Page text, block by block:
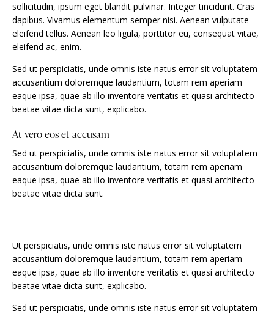
sollicitudin, ipsum eget blandit pulvinar. Integer tincidunt. Cras
dapibus. Vivamus elementum semper nisi. Aenean vulputate
eleifend tellus. Aenean leo ligula, porttitor eu, consequat vitae,
eleifend ac, enim.
Sed ut perspiciatis, unde omnis iste natus error sit voluptatem
accusantium doloremque laudantium, totam rem aperiam
eaque ipsa, quae ab illo inventore veritatis et quasi architecto
beatae vitae dicta sunt, explicabo.
At vero eos et accusam
Sed ut perspiciatis, unde omnis iste natus error sit voluptatem
accusantium doloremque laudantium, totam rem aperiam
eaque ipsa, quae ab illo inventore veritatis et quasi architecto
beatae vitae dicta sunt.
Ut perspiciatis, unde omnis iste natus error sit voluptatem
accusantium doloremque laudantium, totam rem aperiam
eaque ipsa, quae ab illo inventore veritatis et quasi architecto
beatae vitae dicta sunt, explicabo.
Sed ut perspiciatis, unde omnis iste natus error sit voluptatem